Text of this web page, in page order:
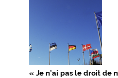
« Je n’ai pas le droit de